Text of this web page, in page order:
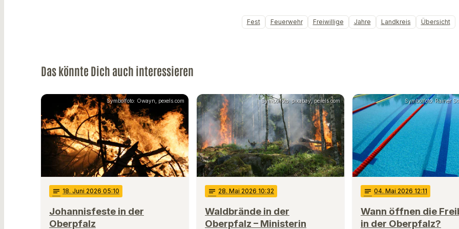
Fest Feuerwehr Freiwillige Jahre Landkreis Übersicht
Das könnte Dich auch interessieren
Symbolfoto: Owayn, pexels.com
notes 18. Juni 2026 05:10
Johannisfeste in der
Oberpfalz
Symbolfoto: pixabay, pexels.com
notes 28. Mai 2026 10:32
Waldbrände in der
Oberpfalz – Ministerin
Symbolfoto: Rainer
notes 04. Mai 2026 12:11
Wann öffnen die
in der Oberpfalz?